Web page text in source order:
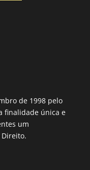
de 1998 pelo
finalidade única e
um